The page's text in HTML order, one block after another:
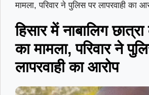
मामला, परिवार ने पुलिस पर लापरवाही का
हिसार में नाबालिग
का मामला, परिवार ने
लापरवाही का आरोप